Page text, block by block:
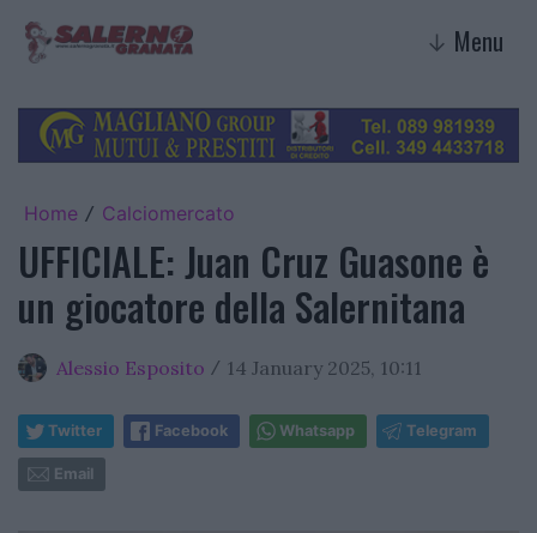
↓ Menu
Home / Calciomercato
UFFICIALE: Juan Cruz Guasone è
un giocatore della Salernitana
Alessio Esposito / 14 January 2025, 10:11
Twitter Facebook Whatsapp Telegram
Email